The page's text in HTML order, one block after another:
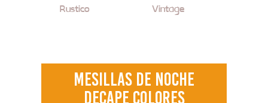
Rustico Vintage
Mesillas de Noche
Decape Colores